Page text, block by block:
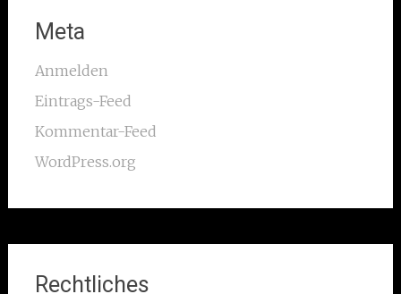
Meta
Anmelden
Eintrags-Feed
Kommentar-Feed
WordPress.org
Rechtliches